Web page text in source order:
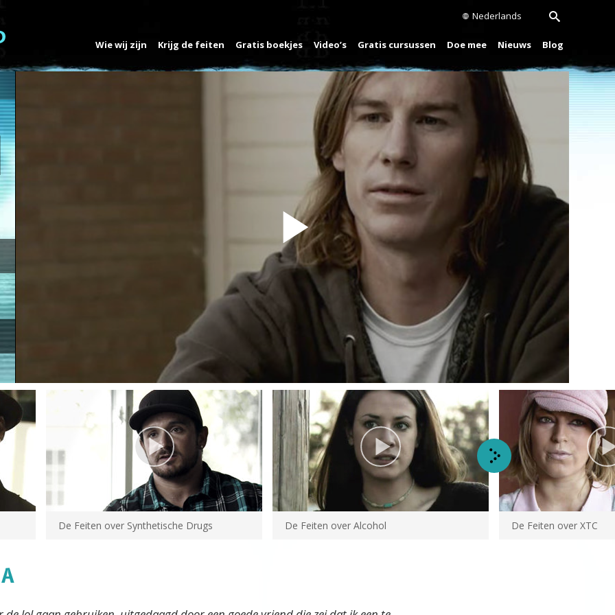
Nederlands
Wie wij zijn Krijg de feiten Gratis boekjes Video’s Gratis cursussen Doe mee Nieuws Blog
Play
Video
De Feiten over Synthetische Drugs De Feiten over Alcohol De Feiten over XTC